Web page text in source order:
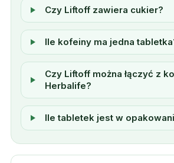
Czy Liftoff zawiera cukier?
Ile kofeiny ma jedna
Czy Liftoff można łączyć z
Herbalife?
Ile tabletek jest w